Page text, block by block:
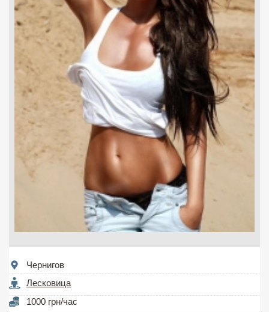
Чернигов
Лесковица
1000 грн/час